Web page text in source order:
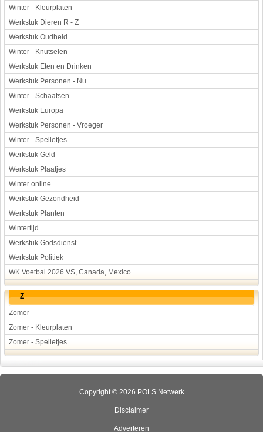
Winter - Kleurplaten
Werkstuk Dieren R - Z
Werkstuk Oudheid
Winter - Knutselen
Werkstuk Eten en Drinken
Werkstuk Personen - Nu
Winter - Schaatsen
Werkstuk Europa
Werkstuk Personen - Vroeger
Winter - Spelletjes
Werkstuk Geld
Werkstuk Plaatjes
Winter online
Werkstuk Gezondheid
Werkstuk Planten
Wintertijd
Werkstuk Godsdienst
Werkstuk Politiek
WK Voetbal 2026 VS, Canada, Mexico
Z
Zomer
Zomer - Kleurplaten
Zomer - Spelletjes
Copyright © 2026 POLS Netwerk
Disclaimer
Adverteren